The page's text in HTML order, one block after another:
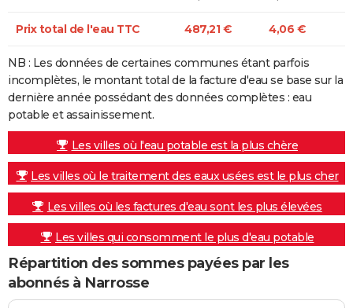
Prix total de l'eau TTC 487,21 € 4,06 €
NB : Les données de certaines communes étant parfois
incomplètes, le montant total de la facture d'eau se base sur la
dernière année possédant des données complètes : eau
potable et assainissement.
Les villes où l'eau potable est la plus chère
Les villes où le traitement des eaux usées est le plus cher
Les villes où les factures d'eau sont les plus élevées
Les villes qui consomment le plus d'eau potable
Répartition des sommes payées par les
abonnés à Narrosse